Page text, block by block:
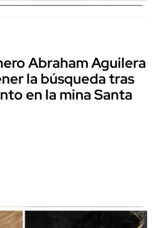
Abraham Aguilera
la búsqueda tras
en la mina Santa